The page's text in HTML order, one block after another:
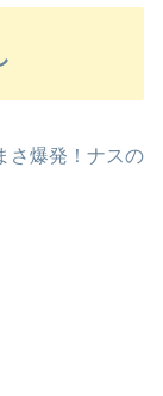
さ爆発！ナスの